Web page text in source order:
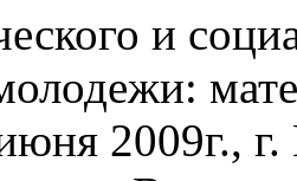
и
2009г.,